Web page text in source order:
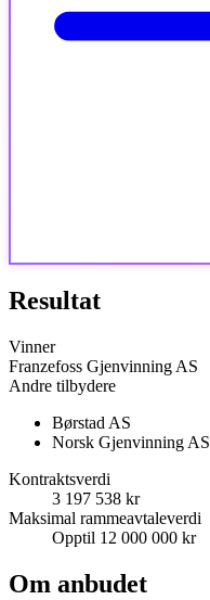
Resultat
Vinner
Franzefoss Gjenvinning AS
Andre tilbydere
Børstad AS
Norsk Gjenvinning AS
Kontraktsverdi
3 197 538 kr
Maksimal rammeavtaleverdi
Opptil 12 000 000 kr
Om anbudet